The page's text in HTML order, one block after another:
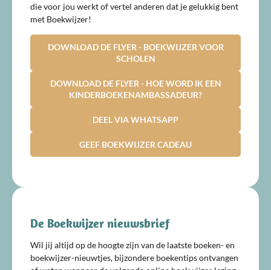
die voor jou werkt of vertel anderen dat je gelukkig bent
met Boekwijzer!
DOWNLOAD DE FLYER - BOEKWIJZER VOOR
SCHOLEN
DOWNLOAD DE FLYER - HOE WORD IK EEN
KINDERBOEKENAMBASSADEUR?
DEEL VIA WHATSAPP
GEEF BOEKWIJZER CADEAU
De Boekwijzer nieuwsbrief
Wil jij altijd op de hoogte zijn van de laatste boeken- en
boekwijzer-nieuwtjes, bijzondere boekentips ontvangen